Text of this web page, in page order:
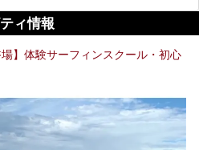
にこだわった、大阪府内のオススメ温
件紹介したいと思います！
ィ情報
】体験サーフィンスクール・初心